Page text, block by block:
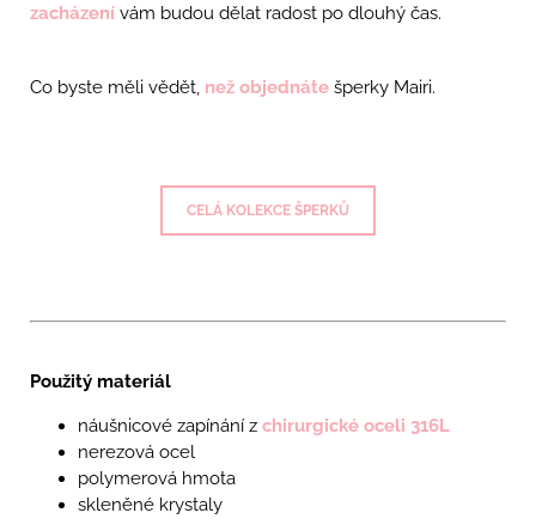
zacházení vám budou dělat radost po dlouhý čas.
Co byste měli vědět, než objednáte šperky Mairi.
CELÁ KOLEKCE ŠPERKŮ
Použitý materiál
náušnicové zapínání z chirurgické oceli 316L
nerezová ocel
polymerová hmota
skleněné krystaly